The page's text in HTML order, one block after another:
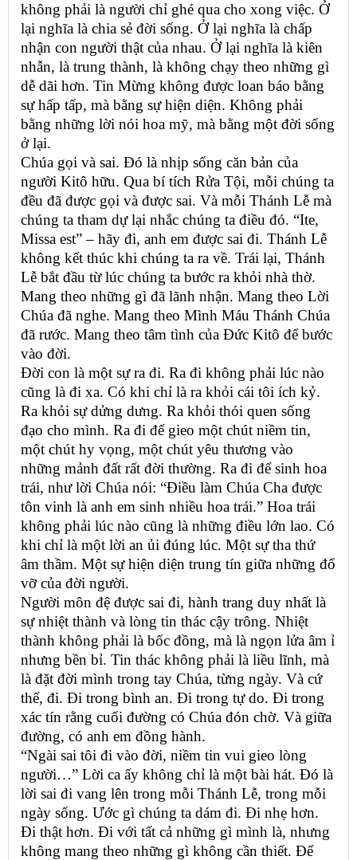
không phải là người chỉ ghé qua cho xong việc. Ở
lại nghĩa là chia sẻ đời sống. Ở lại nghĩa là chấp
nhận con người thật của nhau. Ở lại nghĩa là kiên
nhẫn, là trung thành, là không chạy theo những gì
dễ dãi hơn. Tin Mừng không được loan báo bằng
sự hấp tấp, mà bằng sự hiện diện. Không phải
bằng những lời nói hoa mỹ, mà bằng một đời sống
ở lại.
Chúa gọi và sai. Đó là nhịp sống căn bản của
người Kitô hữu. Qua bí tích Rửa Tội, mỗi chúng ta
đều đã được gọi và được sai. Và mỗi Thánh Lễ mà
chúng ta tham dự lại nhắc chúng ta điều đó. “Ite,
Missa est” – hãy đi, anh em được sai đi. Thánh Lễ
không kết thúc khi chúng ta ra về. Trái lại, Thánh
Lễ bắt đầu từ lúc chúng ta bước ra khỏi nhà thờ.
Mang theo những gì đã lãnh nhận. Mang theo Lời
Chúa đã nghe. Mang theo Mình Máu Thánh Chúa
đã rước. Mang theo tâm tình của Đức Kitô để bước
vào đời.
Đời con là một sự ra đi. Ra đi không phải lúc nào
cũng là đi xa. Có khi chỉ là ra khỏi cái tôi ích kỷ.
Ra khỏi sự dửng dưng. Ra khỏi thói quen sống
đạo cho mình. Ra đi để gieo một chút niềm tin,
một chút hy vọng, một chút yêu thương vào
những mảnh đất rất đời thường. Ra đi để sinh hoa
trái, như lời Chúa nói: “Điều làm Chúa Cha được
tôn vinh là anh em sinh nhiều hoa trái.” Hoa trái
không phải lúc nào cũng là những điều lớn lao. Có
khi chỉ là một lời an ủi đúng lúc. Một sự tha thứ
âm thầm. Một sự hiện diện trung tín giữa những đổ
vỡ của đời người.
Người môn đệ được sai đi, hành trang duy nhất là
sự nhiệt thành và lòng tin thác cậy trông. Nhiệt
thành không phải là bốc đồng, mà là ngọn lửa âm ỉ
nhưng bền bỉ. Tin thác không phải là liều lĩnh, mà
là đặt đời mình trong tay Chúa, từng ngày. Và cứ
thế, đi. Đi trong bình an. Đi trong tự do. Đi trong
xác tín rằng cuối đường có Chúa đón chờ. Và giữa
đường, có anh em đồng hành.
“Ngài sai tôi đi vào đời, niềm tin vui gieo lòng
người…” Lời ca ấy không chỉ là một bài hát. Đó là
lời sai đi vang lên trong mỗi Thánh Lễ, trong mỗi
ngày sống. Ước gì chúng ta dám đi. Đi nhẹ hơn.
Đi thật hơn. Đi với tất cả những gì mình là, nhưng
không mang theo những gì không cần thiết. Để